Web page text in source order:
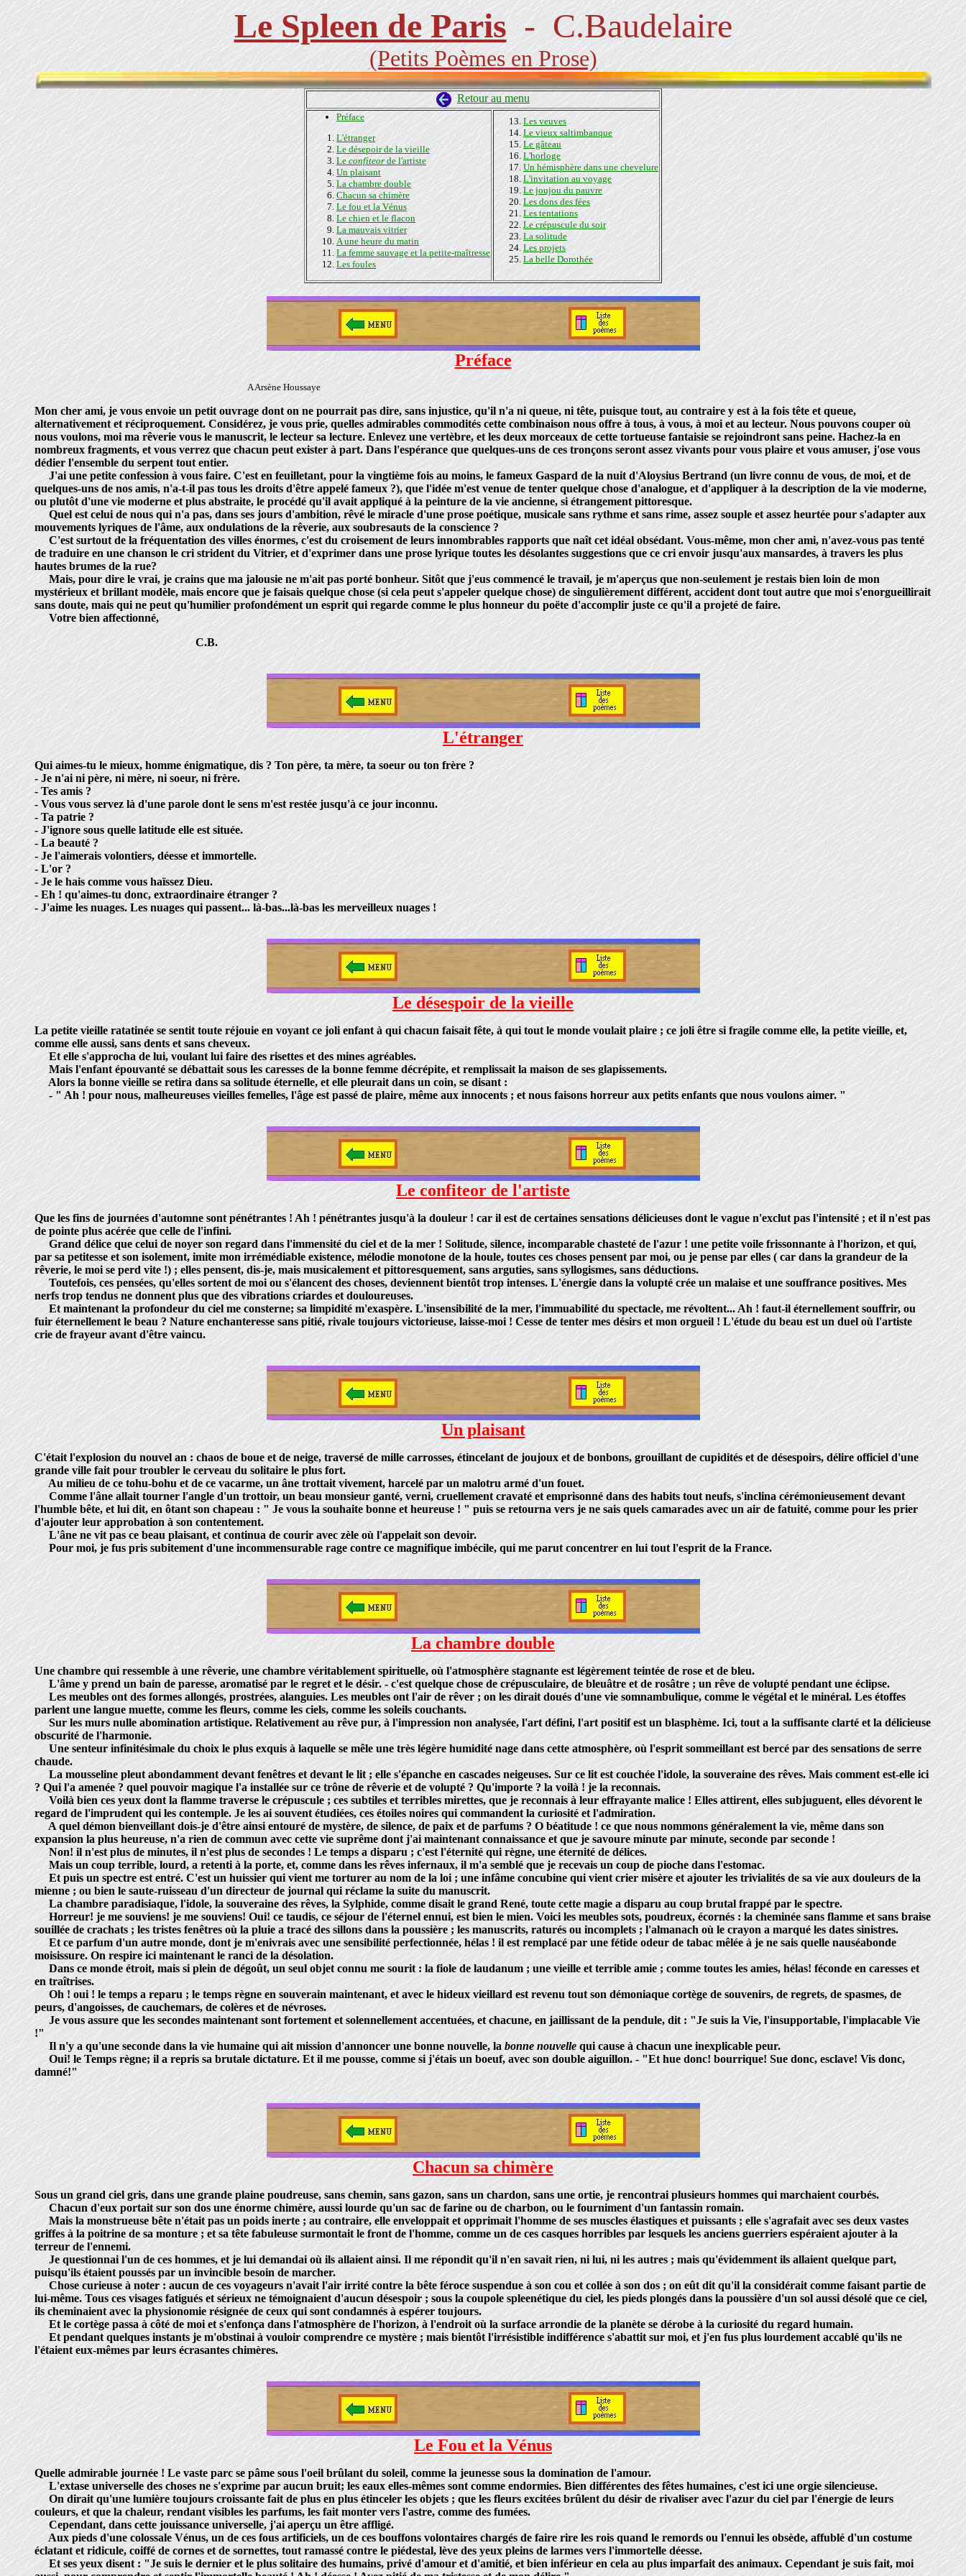
Le Spleen de Paris - C.Baudelaire
(Petits Poèmes en Prose)
Retour au menu
Préface
L'étranger
Le désepoir de la vieille
Le confiteor de l'artiste
Un plaisant
La chambre double
Chacun sa chimère
Le fou et la Vénus
Le chien et le flacon
La mauvais vitrier
A une heure du matin
La femme sauvage et la petite-maîtresse
Les foules
Les veuves
Le vieux saltimbanque
Le gâteau
L'horloge
Un hémisphère dans une chevelure
L'invitation au voyage
Le joujou du pauvre
Les dons des fées
Les tentations
Le crépuscule du soir
La solitude
Les projets
La belle Dorothée
Préface
A Arsène Houssaye
Mon cher ami, je vous envoie un petit ouvrage dont on ne pourrait pas dire, sans injustice, qu'il n'a ni queue, ni tête, puisque tout, au contraire y est à la fois tête et queue,
alternativement et réciproquement. Considérez, je vous prie, quelles admirables commodités cette combinaison nous offre à tous, à vous, à moi et au lecteur. Nous pouvons couper où
nous voulons, moi ma rêverie vous le manuscrit, le lecteur sa lecture. Enlevez une vertèbre, et les deux morceaux de cette tortueuse fantaisie se rejoindront sans peine. Hachez-la en
nombreux fragments, et vous verrez que chacun peut exister à part. Dans l'espérance que quelques-uns de ces tronçons seront assez vivants pour vous plaire et vous amuser, j'ose vous
dédier l'ensemble du serpent tout entier.
J'ai une petite confession à vous faire. C'est en feuilletant, pour la vingtième fois au moins, le fameux Gaspard de la nuit d'Aloysius Bertrand (un livre connu de vous, de moi, et de
quelques-uns de nos amis, n'a-t-il pas tous les droits d'être appelé fameux ?), que l'idée m'est venue de tenter quelque chose d'analogue, et d'appliquer à la description de la vie moderne,
ou plutôt d'une vie moderne et plus abstraite, le procédé qu'il avait appliqué à la peinture de la vie ancienne, si étrangement pittoresque.
Quel est celui de nous qui n'a pas, dans ses jours d'ambition, rêvé le miracle d'une prose poétique, musicale sans rythme et sans rime, assez souple et assez heurtée pour s'adapter aux
mouvements lyriques de l'âme, aux ondulations de la rêverie, aux soubresauts de la conscience ?
C'est surtout de la fréquentation des villes énormes, c'est du croisement de leurs innombrables rapports que naît cet idéal obsédant. Vous-même, mon cher ami, n'avez-vous pas tenté
de traduire en une chanson le cri strident du Vitrier, et d'exprimer dans une prose lyrique toutes les désolantes suggestions que ce cri envoir jusqu'aux mansardes, à travers les plus
hautes brumes de la rue?
Mais, pour dire le vrai, je crains que ma jalousie ne m'ait pas porté bonheur. Sitôt que j'eus commencé le travail, je m'aperçus que non-seulement je restais bien loin de mon
mystérieux et brillant modèle, mais encore que je faisais quelque chose (si cela peut s'appeler quelque chose) de singulièrement différent, accident dont tout autre que moi s'enorgueillirait
sans doute, mais qui ne peut qu'humilier profondément un esprit qui regarde comme le plus honneur du poëte d'accomplir juste ce qu'il a projeté de faire.
Votre bien affectionné,
C.B.
L'étranger
Qui aimes-tu le mieux, homme énigmatique, dis ? Ton père, ta mère, ta soeur ou ton frère ?
- Je n'ai ni père, ni mère, ni soeur, ni frère.
- Tes amis ?
- Vous vous servez là d'une parole dont le sens m'est restée jusqu'à ce jour inconnu.
- Ta patrie ?
- J'ignore sous quelle latitude elle est située.
- La beauté ?
- Je l'aimerais volontiers, déesse et immortelle.
- L'or ?
- Je le hais comme vous haïssez Dieu.
- Eh ! qu'aimes-tu donc, extraordinaire étranger ?
- J'aime les nuages. Les nuages qui passent... là-bas...là-bas les merveilleux nuages !
Le désespoir de la vieille
La petite vieille ratatinée se sentit toute réjouie en voyant ce joli enfant à qui chacun faisait fête, à qui tout le monde voulait plaire ; ce joli être si fragile comme elle, la petite vieille, et,
comme elle aussi, sans dents et sans cheveux.
Et elle s'approcha de lui, voulant lui faire des risettes et des mines agréables.
Mais l'enfant épouvanté se débattait sous les caresses de la bonne femme décrépite, et remplissait la maison de ses glapissements.
Alors la bonne vieille se retira dans sa solitude éternelle, et elle pleurait dans un coin, se disant :
- " Ah ! pour nous, malheureuses vieilles femelles, l'âge est passé de plaire, même aux innocents ; et nous faisons horreur aux petits enfants que nous voulons aimer. "
Le confiteor de l'artiste
Que les fins de journées d'automne sont pénétrantes ! Ah ! pénétrantes jusqu'à la douleur ! car il est de certaines sensations délicieuses dont le vague n'exclut pas l'intensité ; et il n'est pas
de pointe plus acérée que celle de l'infini.
Grand délice que celui de noyer son regard dans l'immensité du ciel et de la mer ! Solitude, silence, incomparable chasteté de l'azur ! une petite voile frissonnante à l'horizon, et qui,
par sa petitesse et son isolement, imite mon irrémédiable existence, mélodie monotone de la houle, toutes ces choses pensent par moi, ou je pense par elles ( car dans la grandeur de la
rêverie, le moi se perd vite !) ; elles pensent, dis-je, mais musicalement et pittoresquement, sans arguties, sans syllogismes, sans déductions.
Toutefois, ces pensées, qu'elles sortent de moi ou s'élancent des choses, deviennent bientôt trop intenses. L'énergie dans la volupté crée un malaise et une souffrance positives. Mes
nerfs trop tendus ne donnent plus que des vibrations criardes et douloureuses.
Et maintenant la profondeur du ciel me consterne; sa limpidité m'exaspère. L'insensibilité de la mer, l'immuabilité du spectacle, me révoltent... Ah ! faut-il éternellement souffrir, ou
fuir éternellement le beau ? Nature enchanteresse sans pitié, rivale toujours victorieuse, laisse-moi ! Cesse de tenter mes désirs et mon orgueil ! L'étude du beau est un duel où l'artiste
crie de frayeur avant d'être vaincu.
Un plaisant
C'était l'explosion du nouvel an : chaos de boue et de neige, traversé de mille carrosses, étincelant de joujoux et de bonbons, grouillant de cupidités et de désespoirs, délire officiel d'une
grande ville fait pour troubler le cerveau du solitaire le plus fort.
Au milieu de ce tohu-bohu et de ce vacarme, un âne trottait vivement, harcelé par un malotru armé d'un fouet.
Comme l'âne allait tourner l'angle d'un trottoir, un beau monsieur ganté, verni, cruellement cravaté et emprisonné dans des habits tout neufs, s'inclina cérémonieusement devant
l'humble bête, et lui dit, en ôtant son chapeau : " Je vous la souhaite bonne et heureuse ! " puis se retourna vers je ne sais quels camarades avec un air de fatuité, comme pour les prier
d'ajouter leur approbation à son contentement.
L'âne ne vit pas ce beau plaisant, et continua de courir avec zèle où l'appelait son devoir.
Pour moi, je fus pris subitement d'une incommensurable rage contre ce magnifique imbécile, qui me parut concentrer en lui tout l'esprit de la France.
La chambre double
Une chambre qui ressemble à une rêverie, une chambre véritablement spirituelle, où l'atmosphère stagnante est légèrement teintée de rose et de bleu.
L'âme y prend un bain de paresse, aromatisé par le regret et le désir. - c'est quelque chose de crépusculaire, de bleuâtre et de rosâtre ; un rêve de volupté pendant une éclipse.
Les meubles ont des formes allongés, prostrées, alanguies. Les meubles ont l'air de rêver ; on les dirait doués d'une vie somnambulique, comme le végétal et le minéral. Les étoffes
parlent une langue muette, comme les fleurs, comme les ciels, comme les soleils couchants.
Sur les murs nulle abomination artistique. Relativement au rêve pur, à l'impression non analysée, l'art défini, l'art positif est un blasphème. Ici, tout a la suffisante clarté et la délicieuse
obscurité de l'harmonie.
Une senteur infinitésimale du choix le plus exquis à laquelle se mêle une très légère humidité nage dans cette atmosphère, où l'esprit sommeillant est bercé par des sensations de serre
chaude.
La mousseline pleut abondamment devant fenêtres et devant le lit ; elle s'épanche en cascades neigeuses. Sur ce lit est couchée l'idole, la souveraine des rêves. Mais comment est-elle ici
? Qui l'a amenée ? quel pouvoir magique l'a installée sur ce trône de rêverie et de volupté ? Qu'importe ? la voilà ! je la reconnais.
Voilà bien ces yeux dont la flamme traverse le crépuscule ; ces subtiles et terribles mirettes, que je reconnais à leur effrayante malice ! Elles attirent, elles subjuguent, elles dévorent le
regard de l'imprudent qui les contemple. Je les ai souvent étudiées, ces étoiles noires qui commandent la curiosité et l'admiration.
A quel démon bienveillant dois-je d'être ainsi entouré de mystère, de silence, de paix et de parfums ? O béatitude ! ce que nous nommons généralement la vie, même dans son
expansion la plus heureuse, n'a rien de commun avec cette vie suprême dont j'ai maintenant connaissance et que je savoure minute par minute, seconde par seconde !
Non! il n'est plus de minutes, il n'est plus de secondes ! Le temps a disparu ; c'est l'éternité qui règne, une éternité de délices.
Mais un coup terrible, lourd, a retenti à la porte, et, comme dans les rêves infernaux, il m'a semblé que je recevais un coup de pioche dans l'estomac.
Et puis un spectre est entré. C'est un huissier qui vient me torturer au nom de la loi ; une infâme concubine qui vient crier misère et ajouter les trivialités de sa vie aux douleurs de la
mienne ; ou bien le saute-ruisseau d'un directeur de journal qui réclame la suite du manuscrit.
La chambre paradisiaque, l'idole, la souveraine des rêves, la Sylphide, comme disait le grand René, toute cette magie a disparu au coup brutal frappé par le spectre.
Horreur! je me souviens! je me souviens! Oui! ce taudis, ce séjour de l'éternel ennui, est bien le mien. Voici les meubles sots, poudreux, écornés : la cheminée sans flamme et sans braise
souillée de crachats ; les tristes fenêtres où la pluie a tracé des sillons dans la poussière ; les manuscrits, raturés ou incomplets ; l'almanach où le crayon a marqué les dates sinistres.
Et ce parfum d'un autre monde, dont je m'enivrais avec une sensibilité perfectionnée, hélas ! il est remplacé par une fétide odeur de tabac mêlée à je ne sais quelle nauséabonde
moisissure. On respire ici maintenant le ranci de la désolation.
Dans ce monde étroit, mais si plein de dégoût, un seul objet connu me sourit : la fiole de laudanum ; une vieille et terrible amie ; comme toutes les amies, hélas! féconde en caresses et
en traîtrises.
Oh ! oui ! le temps a reparu ; le temps règne en souverain maintenant, et avec le hideux vieillard est revenu tout son démoniaque cortège de souvenirs, de regrets, de spasmes, de
peurs, d'angoisses, de cauchemars, de colères et de névroses.
Je vous assure que les secondes maintenant sont fortement et solennellement accentuées, et chacune, en jaillissant de la pendule, dit : "Je suis la Vie, l'insupportable, l'implacable Vie
!"
Il n'y a qu'une seconde dans la vie humaine qui ait mission d'annoncer une bonne nouvelle, la bonne nouvelle qui cause à chacun une inexplicable peur.
Oui! le Temps règne; il a repris sa brutale dictature. Et il me pousse, comme si j'étais un boeuf, avec son double aiguillon. - "Et hue donc! bourrique! Sue donc, esclave! Vis donc,
damné!"
Chacun sa chimère
Sous un grand ciel gris, dans une grande plaine poudreuse, sans chemin, sans gazon, sans un chardon, sans une ortie, je rencontrai plusieurs hommes qui marchaient courbés.
Chacun d'eux portait sur son dos une énorme chimère, aussi lourde qu'un sac de farine ou de charbon, ou le fourniment d'un fantassin romain.
Mais la monstrueuse bête n'était pas un poids inerte ; au contraire, elle enveloppait et opprimait l'homme de ses muscles élastiques et puissants ; elle s'agrafait avec ses deux vastes
griffes à la poitrine de sa monture ; et sa tête fabuleuse surmontait le front de l'homme, comme un de ces casques horribles par lesquels les anciens guerriers espéraient ajouter à la
terreur de l'ennemi.
Je questionnai l'un de ces hommes, et je lui demandai où ils allaient ainsi. Il me répondit qu'il n'en savait rien, ni lui, ni les autres ; mais qu'évidemment ils allaient quelque part,
puisqu'ils étaient poussés par un invincible besoin de marcher.
Chose curieuse à noter : aucun de ces voyageurs n'avait l'air irrité contre la bête féroce suspendue à son cou et collée à son dos ; on eût dit qu'il la considérait comme faisant partie de
lui-même. Tous ces visages fatigués et sérieux ne témoignaient d'aucun désespoir ; sous la coupole spleenétique du ciel, les pieds plongés dans la poussière d'un sol aussi désolé que ce ciel,
ils cheminaient avec la physionomie résignée de ceux qui sont condamnés à espérer toujours.
Et le cortège passa à côté de moi et s'enfonça dans l'atmosphère de l'horizon, à l'endroit où la surface arrondie de la planète se dérobe à la curiosité du regard humain.
Et pendant quelques instants je m'obstinai à vouloir comprendre ce mystère ; mais bientôt l'irrésistible indifférence s'abattit sur moi, et j'en fus plus lourdement accablé qu'ils ne
l'étaient eux-mêmes par leurs écrasantes chimères.
Le Fou et la Vénus
Quelle admirable journée ! Le vaste parc se pâme sous l'oeil brûlant du soleil, comme la jeunesse sous la domination de l'amour.
L'extase universelle des choses ne s'exprime par aucun bruit; les eaux elles-mêmes sont comme endormies. Bien différentes des fêtes humaines, c'est ici une orgie silencieuse.
On dirait qu'une lumière toujours croissante fait de plus en plus étinceler les objets ; que les fleurs excitées brûlent du désir de rivaliser avec l'azur du ciel par l'énergie de leurs
couleurs, et que la chaleur, rendant visibles les parfums, les fait monter vers l'astre, comme des fumées.
Cependant, dans cette jouissance universelle, j'ai aperçu un être affligé.
Aux pieds d'une colossale Vénus, un de ces fous artificiels, un de ces bouffons volontaires chargés de faire rire les rois quand le remords ou l'ennui les obsède, affublé d'un costume
éclatant et ridicule, coiffé de cornes et de sornettes, tout ramassé contre le piédestal, lève des yeux pleins de larmes vers l'immortelle déesse.
Et ses yeux disent : "Je suis le dernier et le plus solitaire des humains, privé d'amour et d'amitié, et bien inférieur en cela au plus imparfait des animaux. Cependant je suis fait, moi